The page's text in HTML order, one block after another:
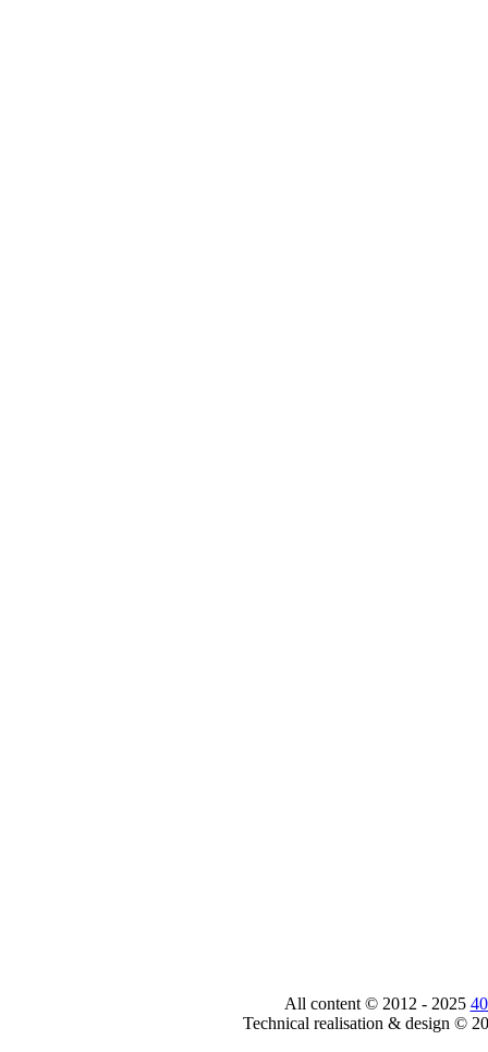
All content © 2012 - 2025
Technical realisation & design ©